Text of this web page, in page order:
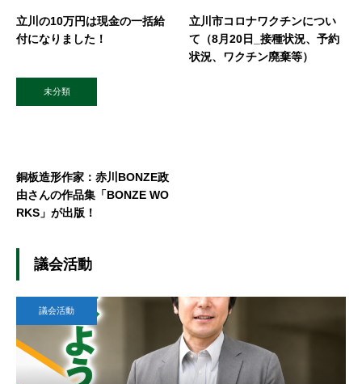
立川の10万円は現金の一括給
付になりました！
立川市コロナワクチンについ
て（8月20日_接種状況、予約
状況、ワクチン廃棄等）
未分類
銅板造形作家：赤川BONZE政
由さんの作品集「BONZE WO
RKS」が出版！
議会活動
議会活動